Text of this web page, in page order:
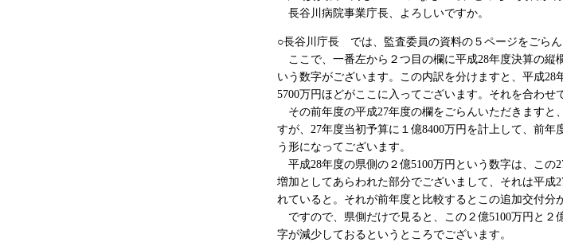
長谷川病院事業庁長、よろしいですか。
○長谷川庁長 では、監査委員の資料の５ページをごらん
ここで、一番左から２つ目の欄に平成28年度決算の縦
いう数字がございます。この内訳を分けますと、平成
5700万円ほどがここに入ってございます。それを合わせ
その前年度の平成27年度の欄をごらんいただきますと
すが、27年度当初予算に１億8400万円を計上して、前
う形になってございます。
平成28年度の県側の２億5100万円という数字は、この
増加としてあらわれた部分でございまして、それは平成
れていると。それが前年度と比較するとこの追加交付分
ですので、県側だけで見ると、この２億5100万円と２
字が減少しておるというところでございます。